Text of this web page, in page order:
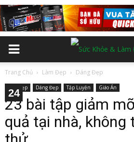
Trang Chủ Làm Đẹp Dáng Đẹp
Làm Đẹp Dáng Đẹp Tập Luyện Giáo Án
23 bài tập giảm
quả tại nhà, không
2
3
4
5
6
7
8
9
10
11
12
13
14
15
16
17
18
19
20
21
22
23
24